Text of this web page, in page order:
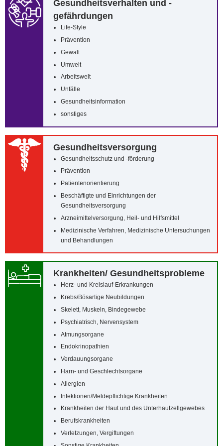
Gesundheitsverhalten und -
gefährdungen
Life-Style
Prävention
Gewalt
Umwelt
Arbeitswelt
Unfälle
Gesundheitsinformation
sonstiges
Gesundheitsversorgung
Gesundheitsschutz und -förderung
Prävention
Patientenorientierung
Beschäftigte und Einrichtungen der
Gesundheitsversorgung
Arzneimittelversorgung, Heil- und Hilfsmittel
Medizinische Verfahren, Medizinische Untersuchungen
und Behandlungen
Krankheiten/‌ Gesundheitsprobleme
Herz- und Kreislauf-Erkrankungen
Krebs/‌Bösartige Neubildungen
Skelett, Muskeln, Bindegewebe
Psychiatrisch, Nervensystem
Atmungsorgane
Endokrinopathien
Verdauungsorgane
Harn- und Geschlechtsorgane
Allergien
Infektionen/‌Meldepflichtige Krankheiten
Krankheiten der Haut und des Unterhautzellgewebes
Berufskrankheiten
Verletzungen, Vergiftungen